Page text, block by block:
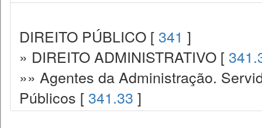
DIREITO PÚBLICO [ 341 ]
» DIREITO ADMINISTRATIVO [
»» Agentes da Administração.
Públicos [ 341.33 ]